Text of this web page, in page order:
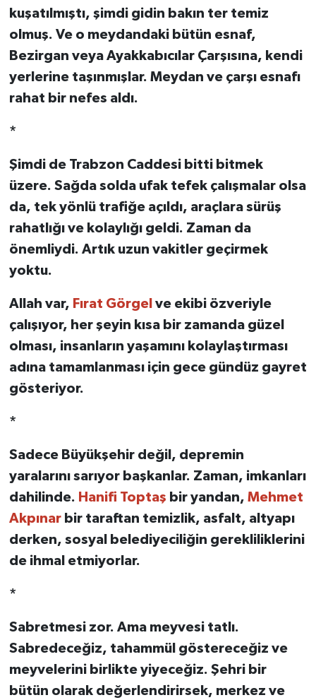
kuşatılmıştı, şimdi gidin bakın ter temiz
olmuş. Ve o meydandaki bütün esnaf,
Bezirgan veya Ayakkabıcılar Çarşısına, kendi
yerlerine taşınmışlar. Meydan ve çarşı esnafı
rahat bir nefes aldı.
*
Şimdi de Trabzon Caddesi bitti bitmek
üzere. Sağda solda ufak tefek çalışmalar olsa
da, tek yönlü trafiğe açıldı, araçlara sürüş
rahatlığı ve kolaylığı geldi. Zaman da
önemliydi. Artık uzun vakitler geçirmek
yoktu.
Allah var, Fırat Görgel ve ekibi özveriyle
çalışıyor, her şeyin kısa bir zamanda güzel
olması, insanların yaşamını kolaylaştırması
adına tamamlanması için gece gündüz gayret
gösteriyor.
*
Sadece Büyükşehir değil, depremin
yaralarını sarıyor başkanlar. Zaman, imkanları
dahilinde. Hanifi Toptaş bir yandan, Mehmet
Akpınar bir taraftan temizlik, asfalt, altyapı
derken, sosyal belediyeciliğin gerekliliklerini
de ihmal etmiyorlar.
*
Sabretmesi zor. Ama meyvesi tatlı.
Sabredeceğiz, tahammül göstereceğiz ve
meyvelerini birlikte yiyeceğiz. Şehri bir
bütün olarak değerlendirirsek, merkez ve